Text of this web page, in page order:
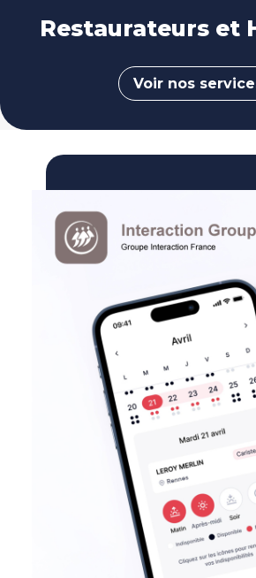
Restaurateurs et
Voir nos